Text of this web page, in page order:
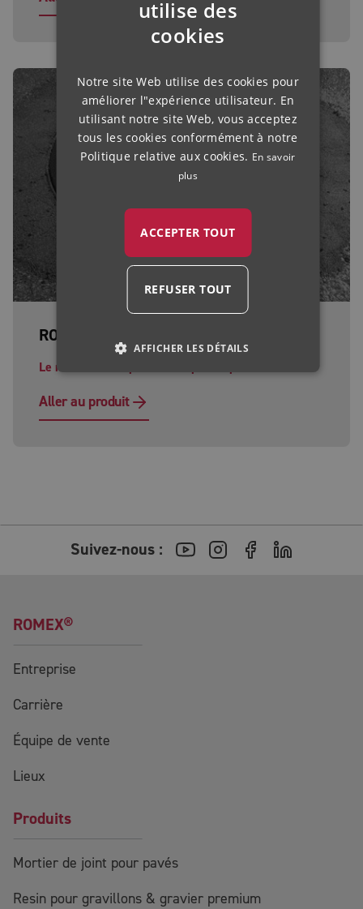
ROMPOX® - D4000 HR
Le mortier de réparation le plus rapide
Aller au produit
Suivez-nous :
ROMEX®
Entreprise
Carrière
Équipe de vente
Lieux
Produits
Mortier de joint pour pavés
Resin pour gravillons & gravier premium
FINNISH
IRISH
NORWEGIAN
HUNGARIAN
utilise des
cookies
Notre site Web utilise des cookies pour
améliorer l"expérience utilisateur. En
utilisant notre site Web, vous acceptez
tous les cookies conformément à notre
Politique relative aux cookies. En savoir
plus
ACCEPTER TOUT
REFUSER TOUT
AFFICHER LES DÉTAILS